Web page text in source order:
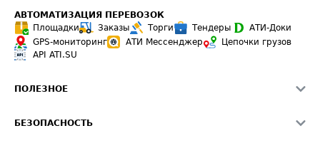
АВТОМАТИЗАЦИЯ ПЕРЕВОЗОК
Площадки
Заказы Торги Тендеры
АТИ-Доки
GPS-мониторинг
АТИ Мессенджер
Цепочки грузов
API ATI.SU
ПОЛЕЗНОЕ
БЕЗОПАСНОСТЬ